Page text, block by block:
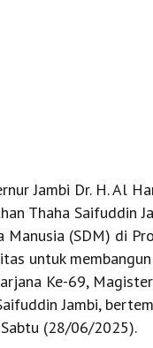
Jambi Dr. H. Al
Thaha Saifuddin
(SDM) di
untuk
Ke-69,
Jambi,
Sabtu (28/06/2025).